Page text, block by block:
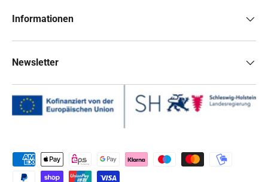
Informationen
Newsletter
Zahlungsmethoden